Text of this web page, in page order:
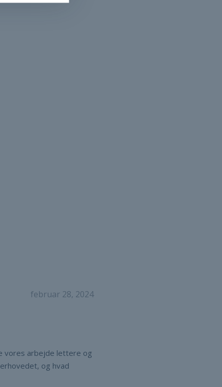
februar 28, 2024
vores arbejde lettere og
og hvad